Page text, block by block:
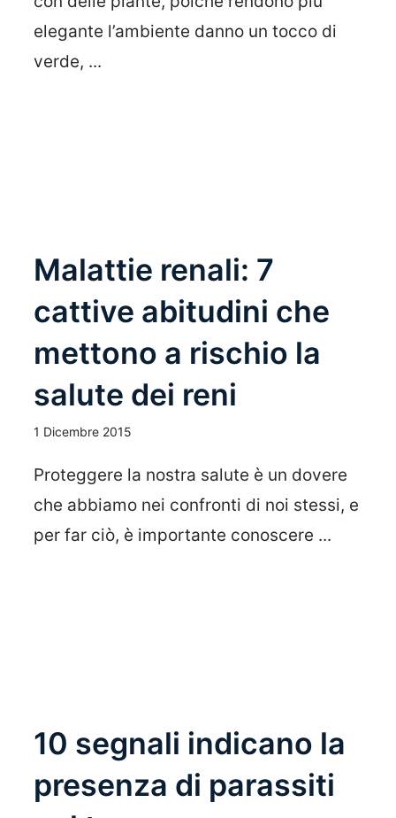
elegante l’ambiente danno un tocco di
verde, ...
Malattie renali: 7
cattive abitudini che
mettono a rischio la
salute dei reni
1 Dicembre 2015
Proteggere la nostra salute è un dovere
che abbiamo nei confronti di noi stessi, e
per far ciò, è importante conoscere ...
10 segnali indicano la
presenza di parassiti